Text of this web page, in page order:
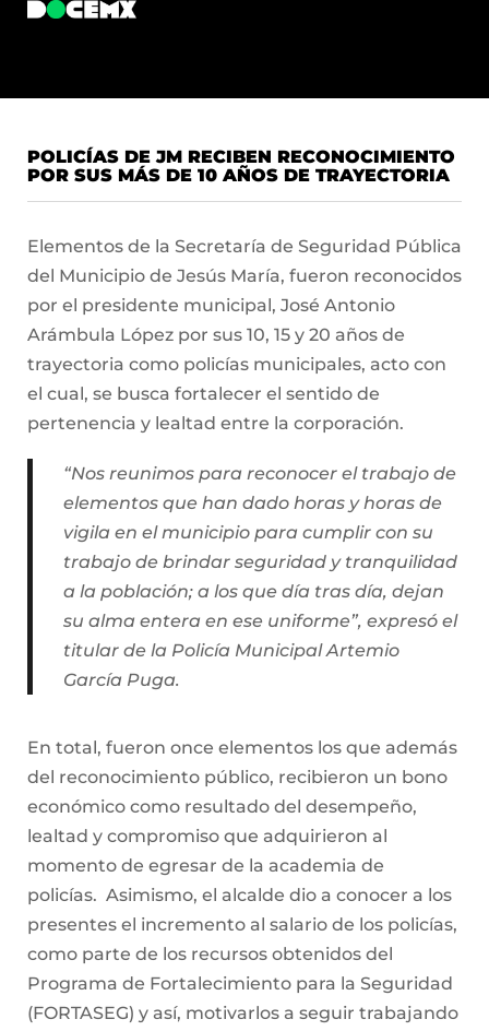
POLICÍAS DE JM RECIBEN RECONOCIMIENTO
POR SUS MÁS DE 10 AÑOS DE TRAYECTORIA
Elementos de la Secretaría de Seguridad Pública
del Municipio de Jesús María, fueron reconocidos
por el presidente municipal, José Antonio
Arámbula López por sus 10, 15 y 20 años de
trayectoria como policías municipales, acto con
el cual, se busca fortalecer el sentido de
pertenencia y lealtad entre la corporación.
“Nos reunimos para reconocer el trabajo de
elementos que han dado horas y horas de
vigila en el municipio para cumplir con su
trabajo de brindar seguridad y tranquilidad
a la población; a los que día tras día, dejan
su alma entera en ese uniforme”, expresó el
titular de la Policía Municipal Artemio
García Puga.
En total, fueron once elementos los que además
del reconocimiento público, recibieron un bono
económico como resultado del desempeño,
lealtad y compromiso que adquirieron al
momento de egresar de la academia de
policías. Asimismo, el alcalde dio a conocer a los
presentes el incremento al salario de los policías,
como parte de los recursos obtenidos del
Programa de Fortalecimiento para la Seguridad
(FORTASEG) y así, motivarlos a seguir trabajando